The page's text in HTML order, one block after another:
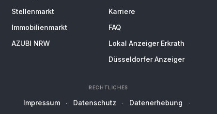
Stellenmarkt
Immobilienmarkt
AZUBI NRW
Karriere
FAQ
Lokal Anzeiger Erkrath
Düsseldorfer Anzeiger
RECHTLICHES
Impressum Datenschutz Datenerhebung